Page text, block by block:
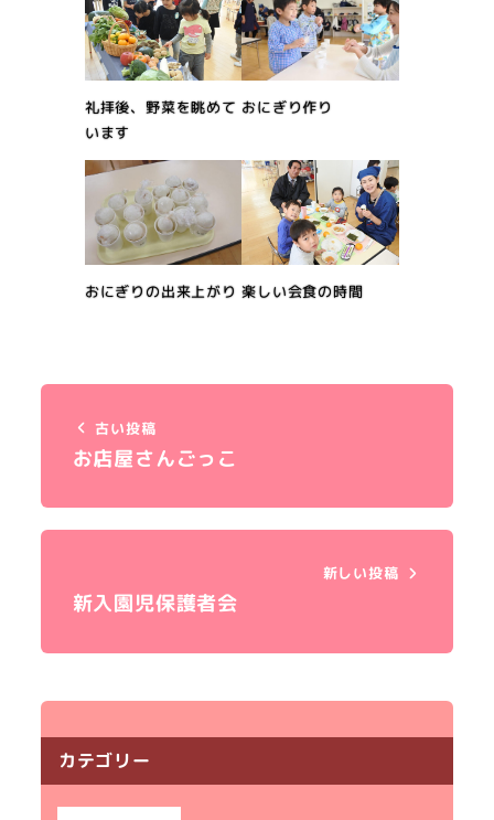
礼拝後、野菜を眺めて
います
おにぎり作り
おにぎりの出来上がり 楽しい会食の時間
古い投稿
お店屋さんごっこ
新しい投稿
新入園児保護者会
カテゴリー